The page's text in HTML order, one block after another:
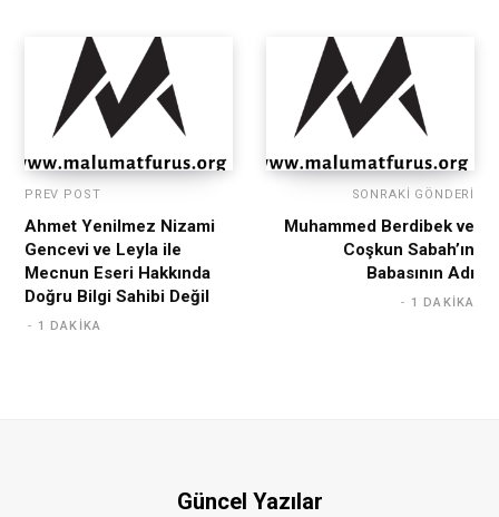
PREV POST
Ahmet Yenilmez Nizami
Gencevi ve Leyla ile
Mecnun Eseri Hakkında
Doğru Bilgi Sahibi Değil
1 DAKIKA
SONRAKI GÖNDERI
Muhammed Berdibek ve
Coşkun Sabah’ın
Babasının Adı
1 DAKIKA
Güncel Yazılar